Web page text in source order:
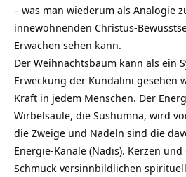
– was man wiederum als Analogie
innewohnenden Christus-
Erwachen sehen kann.
Der Weihnachtsbaum kann als ein
Erweckung der Kundalini gesehen
Kraft in jedem Menschen. Der
Wirbelsäule, die Sushumna, wird
die Zweige und Nadeln sind die
Energie-Kanäle (Nadis). Kerzen
Schmuck versinnbildlichen